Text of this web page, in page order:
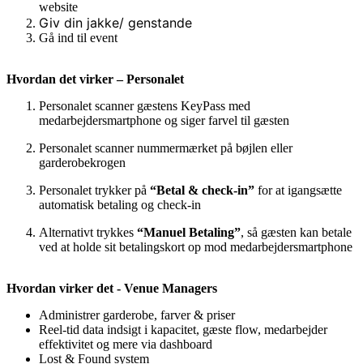
website
Giv din jakke/ genstande
Gå ind til event
Hvordan det virker – Personalet
Personalet scanner gæstens KeyPass med
medarbejdersmartphone og siger farvel til gæsten
Personalet scanner nummermærket på bøjlen eller
garderobekrogen
Personalet trykker på “Betal & check-in” for at igangsætte
automatisk betaling og check-in
Alternativt trykkes “Manuel Betaling”, så gæsten kan betale
ved at holde sit betalingskort op mod medarbejdersmartphone
Hvordan virker det - Venue Managers
Administrer garderobe, farver & priser
Reel-tid data indsigt i kapacitet, gæste flow, medarbejder
effektivitet og mere via dashboard
Lost & Found system